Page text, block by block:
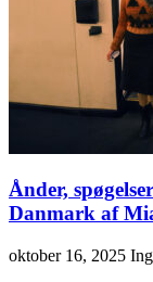
Ånder,
Danmark af
oktober 16, 2025